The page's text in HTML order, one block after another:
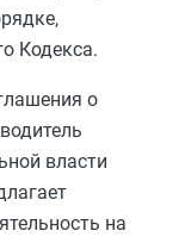
Кодекса.
о
власти
на